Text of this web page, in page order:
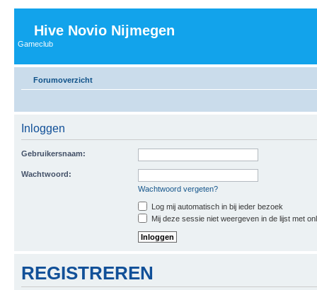
Hive Novio Nijmegen
Gameclub
Forumoverzicht
Inloggen
Gebruikersnaam:
Wachtwoord:
Wachtwoord vergeten?
Log mij automatisch in bij ieder bezoek
Mij deze sessie niet weergeven in de lijst met
REGISTREREN